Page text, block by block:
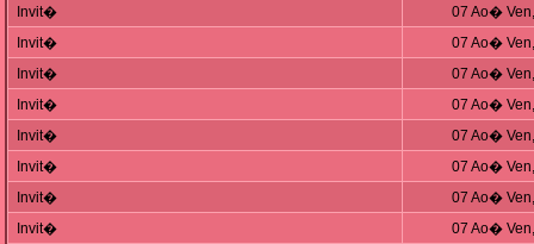
Invit�
07 Ao�
Invit�
07 Ao�
Invit�
07 Ao�
Invit�
07 Ao�
Invit�
07 Ao�
Invit�
07 Ao�
Invit�
07 Ao�
Invit�
07 Ao�